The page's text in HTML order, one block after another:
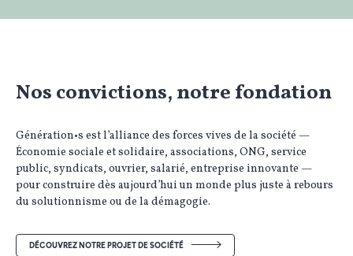
Nos convictions, notre fondation
Génération•s est l’alliance des forces vives de la société —
Économie sociale et solidaire, associations, ONG, service
public, syndicats, ouvrier, salarié, entreprise innovante —
pour construire dès aujourd’hui un monde plus juste à rebours
du solutionnisme ou de la démagogie.
DÉCOUVREZ NOTRE PROJET DE SOCIÉTÉ